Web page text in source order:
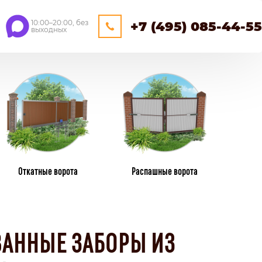
ПЛЕТЕНЫЕ
КАМЕНННЫЕ ЗАБОРЫ
10:00–20:00, без
выходных
+7 (495) 085-44-55
Откатные ворота Распашные ворота
ЗАБОРЫ ИЗ